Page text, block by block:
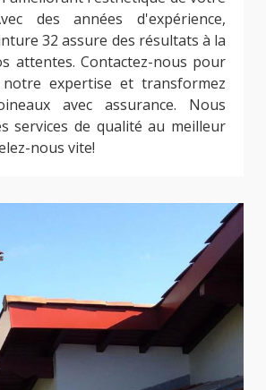
des années d'expérience,
32 assure des résultats à la
attentes. Contactez-nous pour
expertise et transformez
avec assurance. Nous
services de qualité au meilleur
nous vite!